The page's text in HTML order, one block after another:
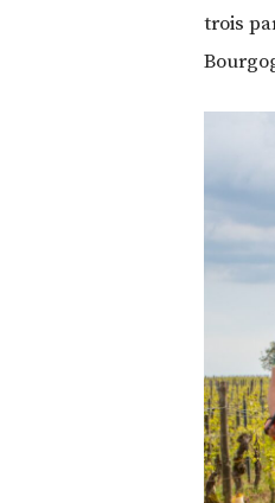
trois